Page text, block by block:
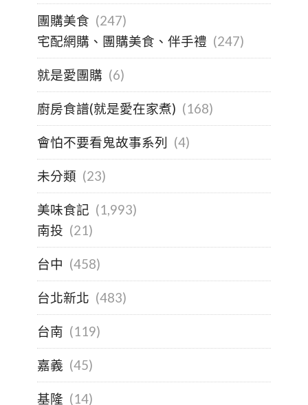
團購美食 (247)
宅配網購、團購美食、伴手禮 (247)
就是愛團購 (6)
廚房食譜(就是愛在家煮) (168)
會怕不要看鬼故事系列 (4)
未分類 (23)
美味食記 (1,993)
南投 (21)
台中 (458)
台北新北 (483)
台南 (119)
嘉義 (45)
基隆 (14)